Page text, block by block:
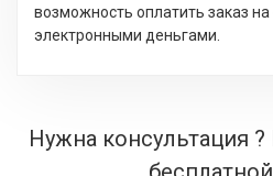
возможность оплатить заказ на
электронными деньгами.
Нужна консультация